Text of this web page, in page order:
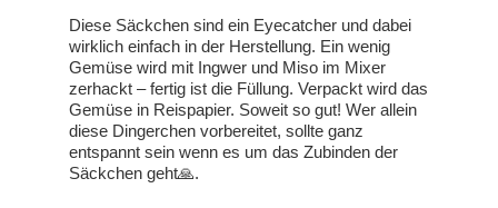
Diese Säckchen sind ein Eyecatcher und dabei
wirklich einfach in der Herstellung. Ein wenig
Gemüse wird mit Ingwer und Miso im Mixer
zerhackt – fertig ist die Füllung. Verpackt wird das
Gemüse in Reispapier. Soweit so gut! Wer allein
diese Dingerchen vorbereitet, sollte ganz
entspannt sein wenn es um das Zubinden der
Säckchen geht🙏.